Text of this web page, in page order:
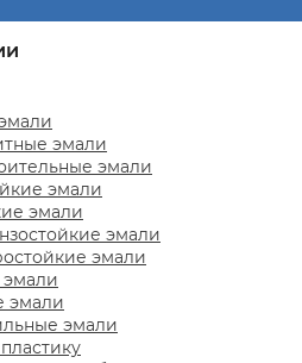
эмали
эмали
эмали
эмали
эмали
эмали
эмали
эмали